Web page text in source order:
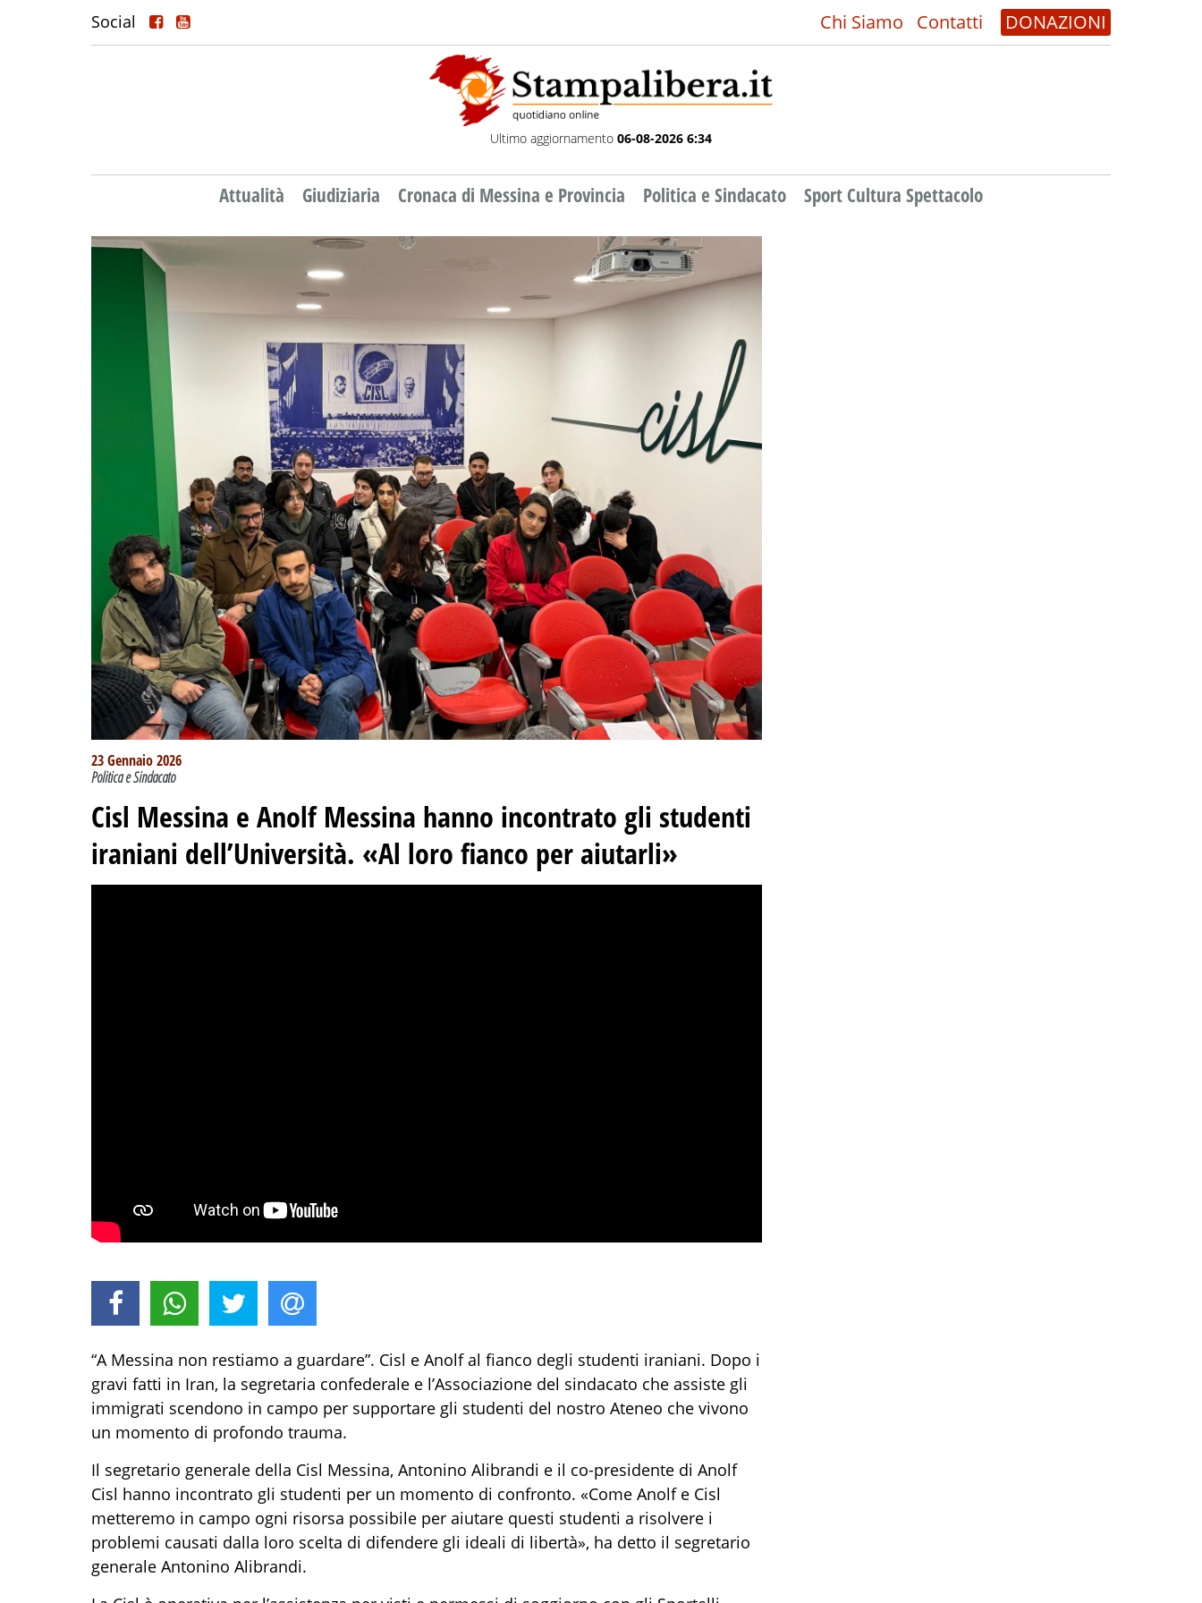
Social Chi Siamo Contatti DONAZIONI
Ultimo aggiornamento 06-08-2026 6:34
Attualità Giudiziaria Cronaca di Messina e Provincia Politica e Sindacato Sport Cultura Spettacolo
23 Gennaio 2026
Politica e Sindacato
Cisl Messina e Anolf Messina hanno incontrato gli studenti
iraniani dell’Università. «Al loro fianco per aiutarli»
“A Messina non restiamo a guardare”. Cisl e Anolf al fianco degli studenti iraniani. Dopo i
gravi fatti in Iran, la segretaria confederale e l’Associazione del sindacato che assiste gli
immigrati scendono in campo per supportare gli studenti del nostro Ateneo che vivono
un momento di profondo trauma.
Il segretario generale della Cisl Messina, Antonino Alibrandi e il co-presidente di Anolf
Cisl hanno incontrato gli studenti per un momento di confronto. «Come Anolf e Cisl
metteremo in campo ogni risorsa possibile per aiutare questi studenti a risolvere i
problemi causati dalla loro scelta di difendere gli ideali di libertà», ha detto il segretario
generale Antonino Alibrandi.